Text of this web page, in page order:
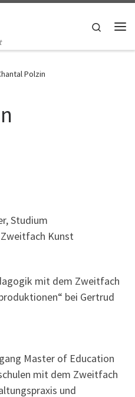
Search
Polzin
Studium
Kunst
mit dem Zweitfach
bei Gertrud
Master of Education
mit dem Zweitfach
und